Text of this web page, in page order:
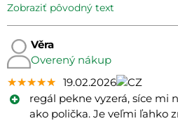
zobraziť pôvodný text
Věra
Overený nákup
★★★★★
★★★★★
★★★★★ 19.02.2026
regál pekne vyzerá, síce mi
ako polička. Je veľmi ľahko